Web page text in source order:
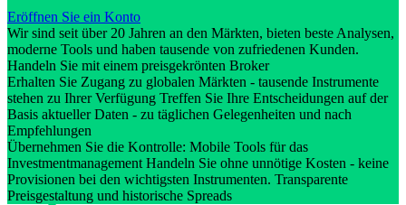
Eröffnen Sie ein Konto
Wir sind seit über 20 Jahren an den Märkten, bieten beste Analysen,
moderne Tools und haben tausende von zufriedenen Kunden.
Handeln Sie mit einem preisgekrönten Broker
Erhalten Sie Zugang zu globalen Märkten - tausende Instrumente
stehen zu Ihrer Verfügung Treffen Sie Ihre Entscheidungen auf der
Basis aktueller Daten - zu täglichen Gelegenheiten und nach
Empfehlungen
Übernehmen Sie die Kontrolle: Mobile Tools für das
Investmentmanagement Handeln Sie ohne unnötige Kosten - keine
Provisionen bei den wichtigsten Instrumenten. Transparente
Preisgestaltung und historische Spreads